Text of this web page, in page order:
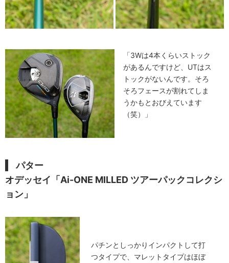
「3Wは4本くらいストック
があるんですけど、UTはス
トックがないんです。そろ
そろフェースが割れてしま
うかもとおびえています
（笑）」
パター
オデッセイ「Ai-ONE MILLED ツアーパックコレクシ
ョン」
パチンとしっかりインパクトして打
つタイプで、マレットタイプはほぼ